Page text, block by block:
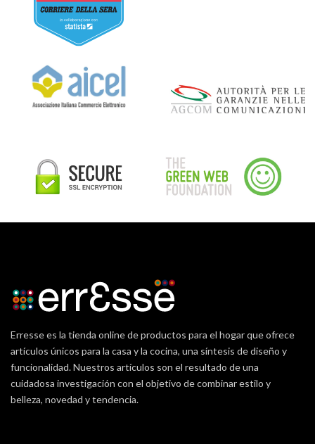
Erresse es la tienda online de productos para el hogar que ofrece
artículos únicos para la casa y la cocina, una síntesis de diseño y
funcionalidad. Nuestros artículos son el resultado de una
cuidadosa investigación con el objetivo de combinar estilo y
belleza, novedad y tendencia.